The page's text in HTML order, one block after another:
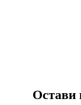
Остави